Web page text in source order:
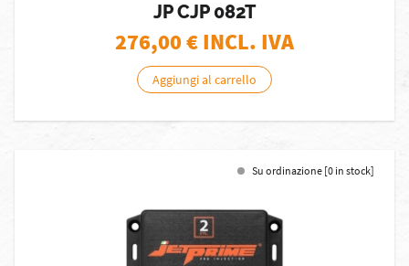
JP CJP 082T
276,00€ INCL. IVA
Aggiungi al carrello
Su ordinazione [0 in stock]